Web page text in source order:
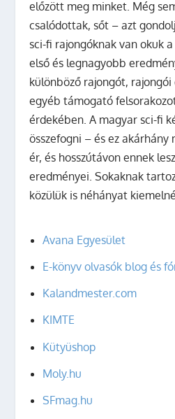
előzött meg minket. Még
csalódottak, sőt – azt
sci-fi rajongóknak van okuk
első és legnagyobb
különböző rajongót,
egyéb támogató
érdekében. A magyar sci-fi
összefogni – és ez
ér, és hosszútávon ennek
eredményei. Sokaknak
közülük is néhányat
Avana Egyesület
E-könyv olvasók blog és
Kalandmester.com
KIMTE
Kütyüshop
Moly.hu
SFmag.hu